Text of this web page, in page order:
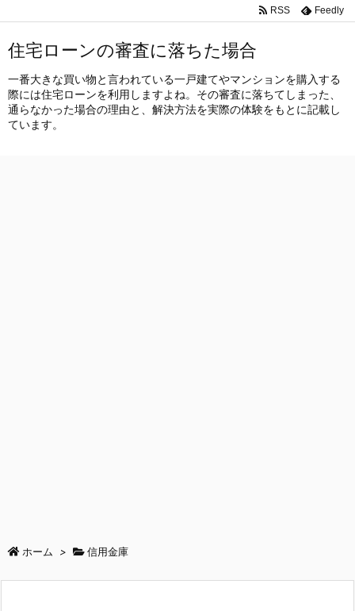
RSS Feedly
住宅ローンの審査に落ちた場合
一番大きな買い物と言われている一戸建てやマンションを購入する
際には住宅ローンを利用しますよね。その審査に落ちてしまった、
通らなかった場合の理由と、解決方法を実際の体験をもとに記載し
ています。
ホーム > 信用金庫